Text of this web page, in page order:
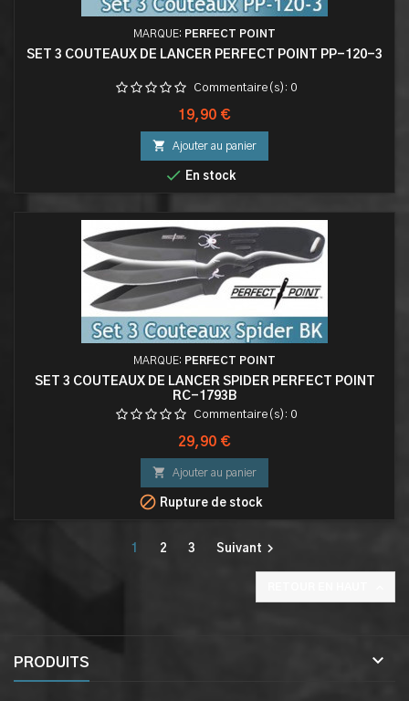
MARQUE: PERFECT POINT
SET 3 COUTEAUX DE LANCER PERFECT POINT PP-120-3
Commentaire(s): 0
Prix
19,90 €
 Ajouter au panier
 En stock
MARQUE: PERFECT POINT
SET 3 COUTEAUX DE LANCER SPIDER PERFECT POINT
RC-1793B
Commentaire(s): 0
Prix
29,90 €
 Ajouter au panier
 Rupture de stock
1 2 3 Suivant 
PRODUITS 